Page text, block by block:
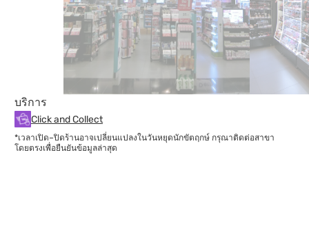
บริการ
Click and Collect
*เวลาเปิด–ปิดร้านอาจเปลี่ยนแปลงในวันหยุดนักขัตฤกษ์ กรุณาติดต่อสาขา
โดยตรงเพื่อยืนยันข้อมูลล่าสุด